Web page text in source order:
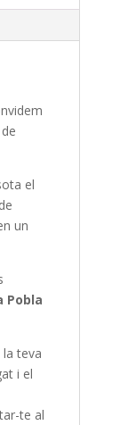
el
un
Pobla
teva
i el
te al